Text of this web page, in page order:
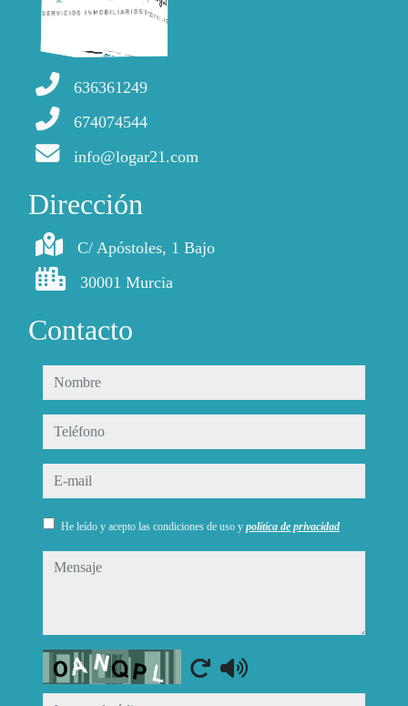
636361249
674074544
info@logar21.com
Dirección
C/ Apóstoles, 1 Bajo
30001 Murcia
Contacto
nombre
teléfono
e-mail
He leído y acepto las condiciones de uso y política de privacidad
mensaje
Captcha